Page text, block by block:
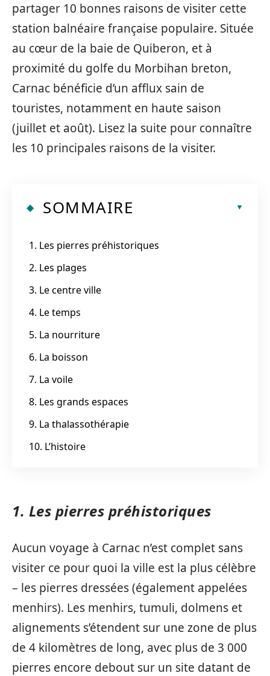
partager 10 bonnes raisons de visiter cette
station balnéaire française populaire. Située
au cœur de la baie de Quiberon, et à
proximité du golfe du Morbihan breton,
Carnac bénéficie d’un afflux sain de
touristes, notamment en haute saison
(juillet et août). Lisez la suite pour connaître
les 10 principales raisons de la visiter.
SOMMAIRE
1. Les pierres préhistoriques
2. Les plages
3. Le centre ville
4. Le temps
5. La nourriture
6. La boisson
7. La voile
8. Les grands espaces
9. La thalassothérapie
10. L’histoire
1. Les pierres préhistoriques
Aucun voyage à Carnac n’est complet sans
visiter ce pour quoi la ville est la plus célèbre
– les pierres dressées (également appelées
menhirs). Les menhirs, tumuli, dolmens et
alignements s’étendent sur une zone de plus
de 4 kilomètres de long, avec plus de 3 000
pierres encore debout sur un site datant de